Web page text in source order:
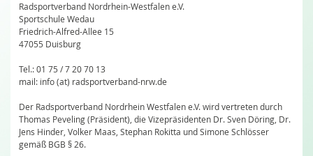
Radsportverband Nordrhein-Westfalen e.V.
Sportschule Wedau
Friedrich-Alfred-Allee 15
47055 Duisburg
Tel.: 01 75 / 7 20 70 13
mail: info (at) radsportverband-nrw.de
Der Radsportverband Nordrhein Westfalen e.V. wird vertreten durch
Thomas Peveling (Präsident), die Vizepräsidenten Dr. Sven Döring, Dr.
Jens Hinder, Volker Maas, Stephan Rokitta und Simone Schlösser
gemäß BGB § 26.